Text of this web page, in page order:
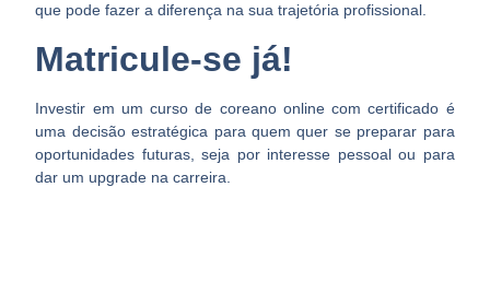
que pode fazer a diferença na sua trajetória profissional.
Matricule-se já!
Investir em um curso de coreano online com certificado é
uma decisão estratégica para quem quer se preparar para
oportunidades futuras, seja por interesse pessoal ou para
dar um upgrade na carreira.